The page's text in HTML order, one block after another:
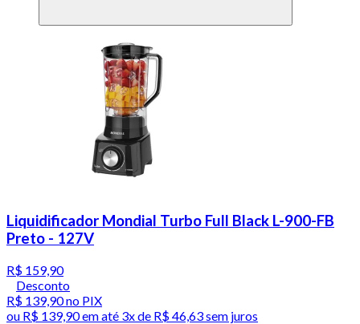
Liquidificador Mondial Turbo Full Black L-900-FB
Preto - 127V
R$ 159,90
Desconto
R$ 139,90no PIX
ou R$ 139,90em até 3x de R$ 46,63 sem juros